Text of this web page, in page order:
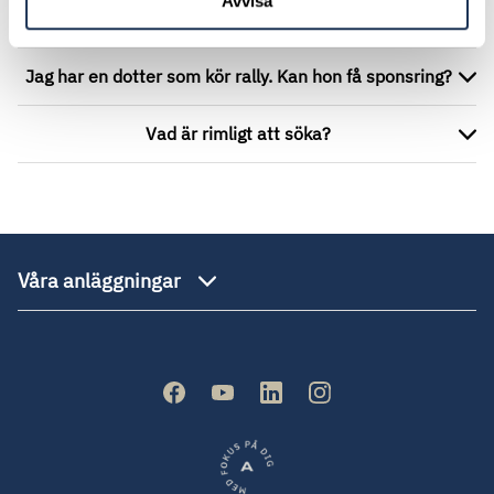
Jag har en dotter som kör rally. Kan hon få sponsring?
Vad är rimligt att söka?
Våra anläggningar